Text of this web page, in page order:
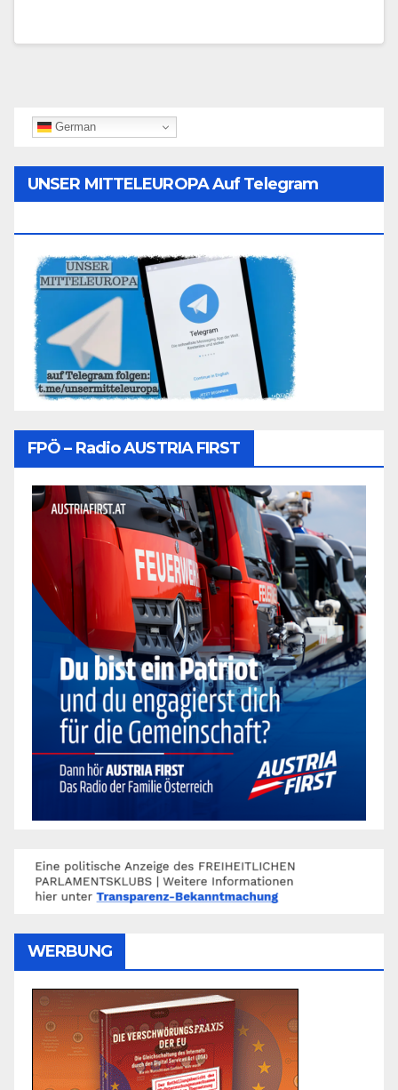
German
UNSER MITTELEUROPA Auf Telegram
FPÖ – Radio AUSTRIA FIRST
WERBUNG